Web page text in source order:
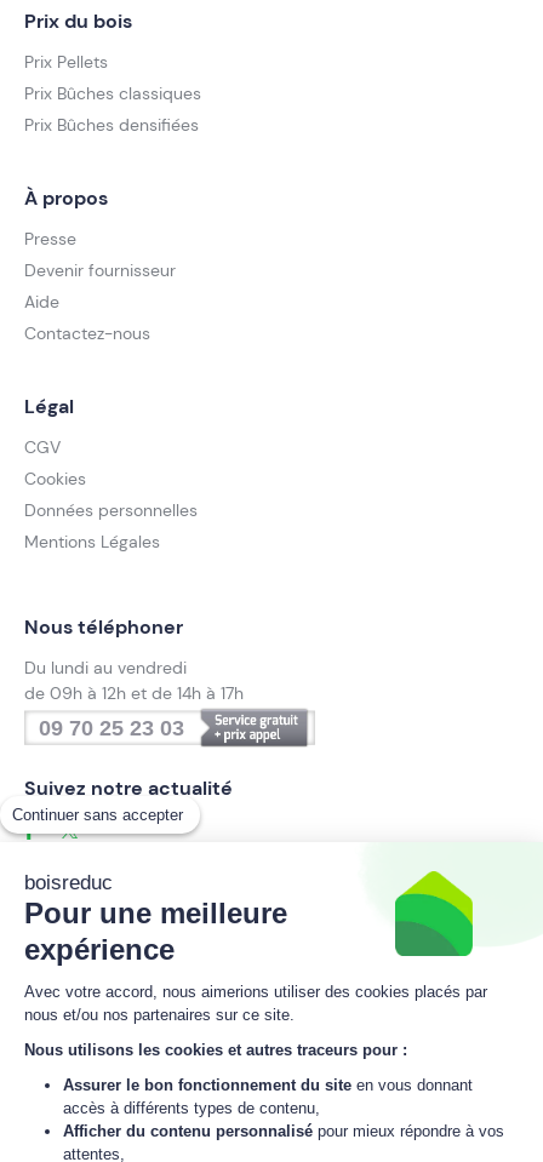
Continuer sans accepter
boisreduc
Pour une meilleure
expérience
Avec votre accord, nous aimerions utiliser des cookies placés par
nous et/ou nos partenaires sur ce site.
Nous utilisons les cookies et autres traceurs pour :
Assurer le bon fonctionnement du site en vous donnant
accès à différents types de contenu,
Afficher du contenu personnalisé pour mieux répondre à vos
attentes,
Prix du bois
Prix Pellets
Prix Bûches classiques
Prix Bûches densifiées
À propos
Presse
Devenir fournisseur
Aide
Contactez-nous
Légal
CGV
Cookies
Données personnelles
Mentions Légales
Nous téléphoner
Du lundi au vendredi
de 09h à 12h et de 14h à 17h
09 70 25 23 03
Suivez notre actualité
Inscrivez-vous à la newsletter
boisreduc
M'inscrire
J'accepte la politique de données personnellesde boisreduc.